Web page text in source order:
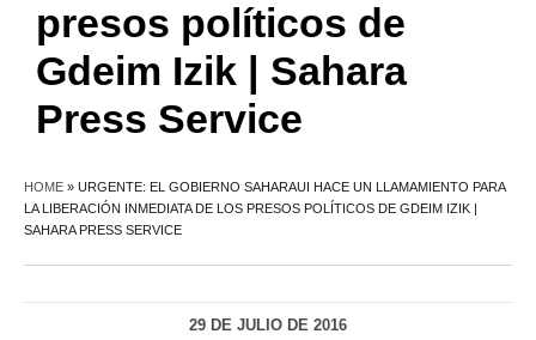
presos políticos de
Gdeim Izik | Sahara
Press Service
HOME » URGENTE: EL GOBIERNO SAHARAUI HACE UN LLAMAMIENTO PARA
LA LIBERACIÓN INMEDIATA DE LOS PRESOS POLÍTICOS DE GDEIM IZIK |
SAHARA PRESS SERVICE
29 DE JULIO DE 2016